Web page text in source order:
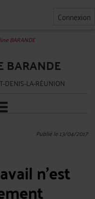
Connexion
BARANDE
BARANDE
DENIS-LA-RÉUNION
Publié le 13/04/2017
n’est